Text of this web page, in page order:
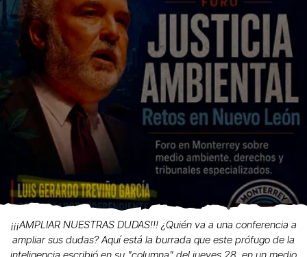
¡¡¡AMPLIAR NUESTRAS DUDAS!!! ¿Quién va a una conferencia a
ampliar sus dudas? Aquí está la burrada que este prófugo de la